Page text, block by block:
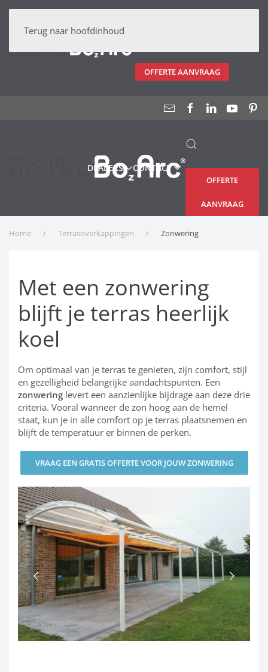
Terug naar hoofdinhoud
OFFERTE AANVRAAG
DEALERS CONTACT
OFFERTE
AANVRAAG
Home Terrasoverkappingen Zonwering
Met een zonwering
blijft je terras heerlijk
koel
Om optimaal van je terras te genieten, zijn comfort, stijl
en gezelligheid belangrijke aandachtspunten. Een
zonwering levert een aanzienlijke bijdrage aan deze drie
criteria. Vooral wanneer de zon hoog aan de hemel
staat, kun je in alle comfort op je terras plaatsnemen en
blijft de temperatuur er binnen de perken.
VRAAG EEN GRATIS OFFERTE VOOR JOUW ZONWERING